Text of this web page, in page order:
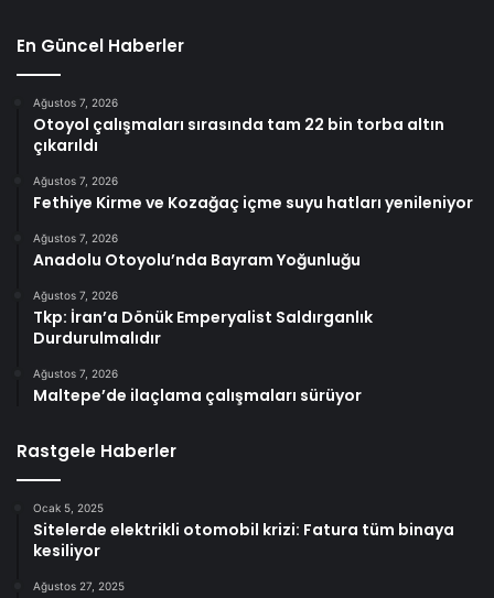
En Güncel Haberler
Ağustos 7, 2026
Otoyol çalışmaları sırasında tam 22 bin torba altın
çıkarıldı
Ağustos 7, 2026
Fethiye Kirme ve Kozağaç içme suyu hatları yenileniyor
Ağustos 7, 2026
Anadolu Otoyolu’nda Bayram Yoğunluğu
Ağustos 7, 2026
Tkp: İran’a Dönük Emperyalist Saldırganlık
Durdurulmalıdır
Ağustos 7, 2026
Maltepe’de ilaçlama çalışmaları sürüyor
Rastgele Haberler
Ocak 5, 2025
Sitelerde elektrikli otomobil krizi: Fatura tüm binaya
kesiliyor
Ağustos 27, 2025